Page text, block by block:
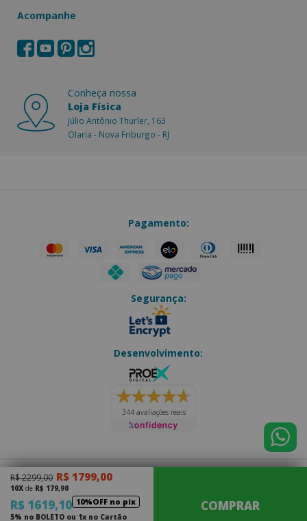
R$ 2299,00 R$ 1799,00
10X de R$ 179,90
R$ 1619,10 10%OFF no pix
5% no BOLETO ou 1x no Cartão
COMPRAR
Acompanhe
Conheça nossa
Loja Física
Júlio Antônio Thurler, 163
Olaria - Nova Friburgo - RJ
Pagamento:
Segurança:
Desenvolvimento:
344 avaliações reais
Eletro Forte
Júlio Antônio Thurler, 163 - Olaria
CEP: 28.620-000